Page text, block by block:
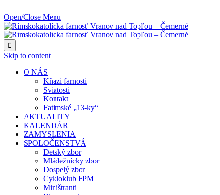
Open/Close Menu

Skip to content
O NÁS
Kňazi farnosti
Sviatosti
Kontakt
Fatimské „13-ky“
AKTUALITY
KALENDÁR
ZAMYSLENIA
SPOLOČENSTVÁ
Detský zbor
Mládežnícky zbor
Dospelý zbor
Cykloklub FPM
Miništranti